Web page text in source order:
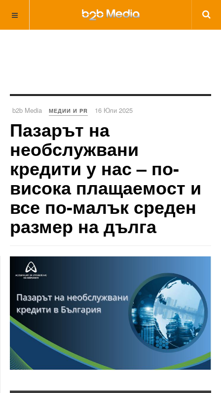
b2b Media МЕДИИ И PR 16 Юли 2025
Пазарът на
необслужвани
кредити у нас – по-
висока плащаемост и
все по-малък среден
размер на дълга